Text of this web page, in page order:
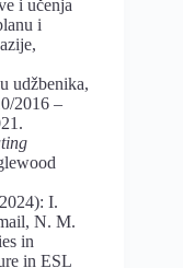
i učenja
i
udžbenika,
2016 –
I.
N. M.
in
in ESL